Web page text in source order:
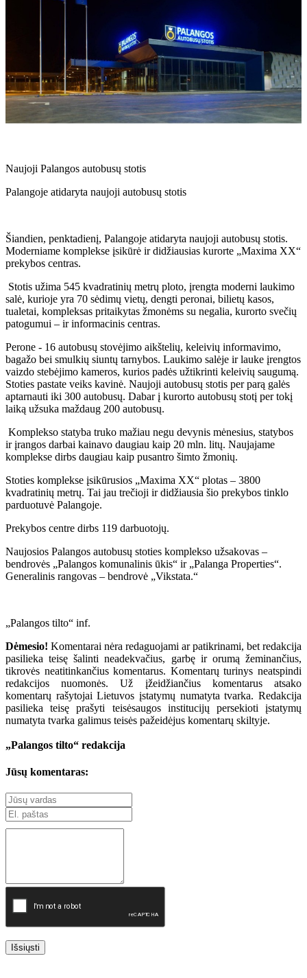
Naujoji Palangos autobusų stotis
Palangoje atidaryta naujoji autobusų stotis
Šiandien, penktadienį, Palangoje atidaryta naujoji autobusų stotis.
Moderniame komplekse įsikūrė ir didžiausias kurorte „Maxima XX“
prekybos centras.
Stotis užima 545 kvadratinių metrų ploto, įrengta moderni laukimo
salė, kurioje yra 70 sėdimų vietų, dengti peronai, bilietų kasos,
tualetai, kompleksas pritaikytas žmonėms su negalia, kurorto svečių
patogumui – ir informacinis centras.
Perone - 16 autobusų stovėjimo aikštelių, keleivių informavimo,
bagažo bei smulkių siuntų tarnybos. Laukimo salėje ir lauke įrengtos
vaizdo stebėjimo kameros, kurios padės užtikrinti keleivių saugumą.
Stoties pastate veiks kavinė. Naujoji autobusų stotis per parą galės
aptarnauti iki 300 autobusų. Dabar į kurorto autobusų stotį per tokį
laiką užsuka maždaug 200 autobusų.
Komplekso statyba truko mažiau negu devynis mėnesius, statybos
ir įrangos darbai kainavo daugiau kaip 20 mln. litų. Naujajame
komplekse dirbs daugiau kaip pusantro šimto žmonių.
Stoties komplekse įsikūrusios „Maxima XX“ plotas – 3800
kvadratinių metrų. Tai jau trečioji ir didžiausia šio prekybos tinklo
parduotuvė Palangoje.
Prekybos centre dirbs 119 darbuotojų.
Naujosios Palangos autobusų stoties komplekso užsakovas –
bendrovės „Palangos komunalinis ūkis“ ir „Palanga Properties“.
Generalinis rangovas – bendrovė „Vikstata.“
„Palangos tilto“ inf.
Dėmesio! Komentarai nėra redaguojami ar patikrinami, bet redakcija
pasilieka teisę šalinti neadekvačius, garbę ir orumą žeminančius,
tikrovės neatitinkančius komentarus. Komentarų turinys neatspindi
redakcijos nuomonės. Už įžeidžiančius komentarus atsako
komentarų rašytojai Lietuvos įstatymų numatyta tvarka. Redakcija
pasilieka teisę prašyti teisėsaugos institucijų persekioti įstatymų
numatyta tvarka galimus teisės pažeidėjus komentarų skiltyje.
„Palangos tilto“ redakcija
Jūsų komentaras:
Išsiųsti